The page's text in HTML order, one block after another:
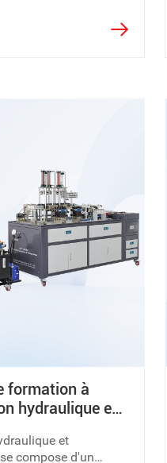
PE/PEX.
formation à
hydraulique et
et
compose d'un